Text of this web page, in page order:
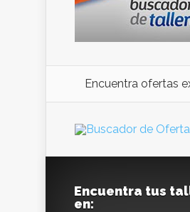
Encuentra ofertas
Encuentra tus
en: